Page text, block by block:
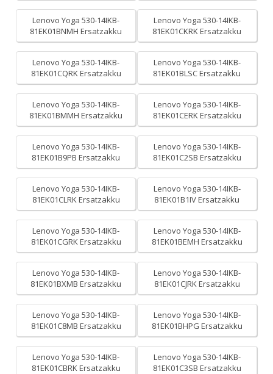
Lenovo Yoga 530-14IKB-
81EK01BNMH Ersatzakku
Lenovo Yoga 530-14IKB-
81EK01CKRK Ersatzakku
Lenovo Yoga 530-14IKB-
81EK01CQRK Ersatzakku
Lenovo Yoga 530-14IKB-
81EK01BLSC Ersatzakku
Lenovo Yoga 530-14IKB-
81EK01BMMH Ersatzakku
Lenovo Yoga 530-14IKB-
81EK01CERK Ersatzakku
Lenovo Yoga 530-14IKB-
81EK01B9PB Ersatzakku
Lenovo Yoga 530-14IKB-
81EK01C2SB Ersatzakku
Lenovo Yoga 530-14IKB-
81EK01CLRK Ersatzakku
Lenovo Yoga 530-14IKB-
81EK01B1IV Ersatzakku
Lenovo Yoga 530-14IKB-
81EK01CGRK Ersatzakku
Lenovo Yoga 530-14IKB-
81EK01BEMH Ersatzakku
Lenovo Yoga 530-14IKB-
81EK01BXMB Ersatzakku
Lenovo Yoga 530-14IKB-
81EK01CJRK Ersatzakku
Lenovo Yoga 530-14IKB-
81EK01C8MB Ersatzakku
Lenovo Yoga 530-14IKB-
81EK01BHPG Ersatzakku
Lenovo Yoga 530-14IKB-
81EK01CBRK Ersatzakku
Lenovo Yoga 530-14IKB-
81EK01C3SB Ersatzakku